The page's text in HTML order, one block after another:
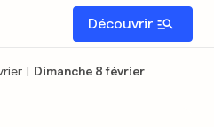
Découvrir
| Dimanche 8 février